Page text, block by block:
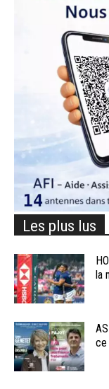
Les plus lus
la
ce